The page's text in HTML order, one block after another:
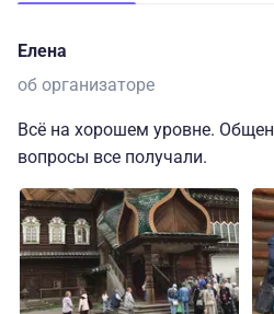
Елена
об организаторе
Всё на хорошем уровне.
вопросы все получали.